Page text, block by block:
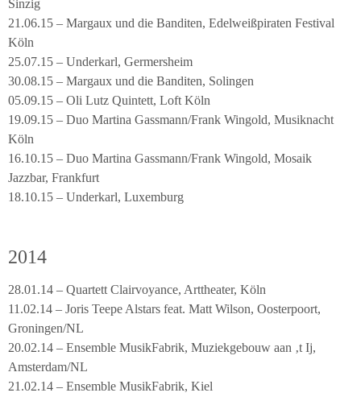
Sinzig
21.06.15 – Margaux und die Banditen, Edelweißpiraten Festival
Köln
25.07.15 – Underkarl, Germersheim
30.08.15 – Margaux und die Banditen, Solingen
05.09.15 – Oli Lutz Quintett, Loft Köln
19.09.15 – Duo Martina Gassmann/Frank Wingold, Musiknacht
Köln
16.10.15 – Duo Martina Gassmann/Frank Wingold, Mosaik
Jazzbar, Frankfurt
18.10.15 – Underkarl, Luxemburg
2014
28.01.14 – Quartett Clairvoyance, Arttheater, Köln
11.02.14 – Joris Teepe Alstars feat. Matt Wilson, Oosterpoort,
Groningen/NL
20.02.14 – Ensemble MusikFabrik, Muziekgebouw aan ‚t Ij,
Amsterdam/NL
21.02.14 – Ensemble MusikFabrik, Kiel